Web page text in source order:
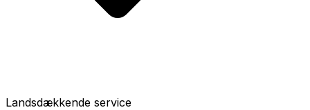
Landsdækkende service